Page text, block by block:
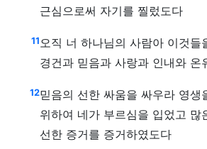
근심으로써 자기를 찔렀도다
11오직 너 하나님의 사람아 이것들
경건과 믿음과 사랑과 인내와 온
12믿음의 선한 싸움을 싸우라 영생
위하여 네가 부르심을 입었고 많
선한 증거를 증거하였도다